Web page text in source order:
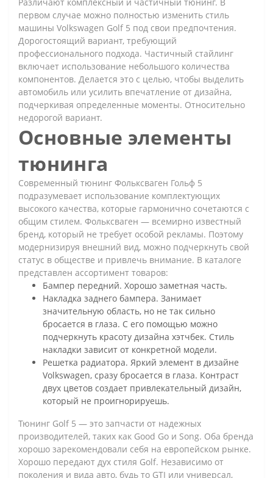
первом случае можно полностью изменить стиль
машины Volkswagen Golf 5 под свои предпочтения.
Дорогостоящий вариант, требующий
профессионального подхода. Частичный стайлинг
включает использование небольшого количества
компонентов. Делается это с целью, чтобы выделить
автомобиль или усилить впечатление от дизайна,
подчеркивая определенные моменты. Относительно
недорогой вариант.
Основные элементы
тюнинга
Современный тюнинг Фольксваген Гольф 5
подразумевает использование комплектующих
высокого качества, которые гармонично сочетаются с
общим стилем. Фольксваген — всемирно известный
бренд, который не требует особой рекламы. Поэтому
модернизируя внешний вид, можно подчеркнуть свой
статус в обществе и привлечь внимание. В каталоге
представлен ассортимент товаров:
Бампер передний. Хорошо заметная часть.
Накладка заднего бампера. Занимает
значительную область, но не так сильно
бросается в глаза. С его помощью можно
подчеркнуть красоту дизайна хэтчбек. Стиль
накладки зависит от конкретной модели.
Решетка радиатора. Яркий элемент в дизайне
Volkswagen, сразу бросается в глаза. Контраст
двух цветов создает привлекательный дизайн,
который не проигнорируешь.
Тюнинг Golf 5 — это запчасти от надежных
производителей, таких как Good Go и Song. Оба бренда
хорошо зарекомендовали себя на европейском рынке.
Хорошо передают дух стиля Golf. Независимо от
поколения и вида авто, будь то GTI или универсал,